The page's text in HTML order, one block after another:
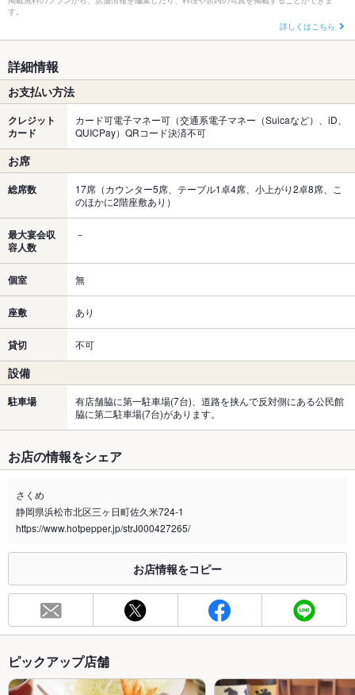
す。
詳しくはこちら
詳細情報
お支払い方法
クレジット
カード
カード可電子マネー可（交通系電子マネー（Suicaなど）、iD、
QUICPay）QRコード決済不可
お席
総席数
17席（カウンター5席、テーブル1卓4席、小上がり2卓8席、こ
のほかに2階座敷あり）
最大宴会収
容人数
－
個室 無
座敷 あり
貸切 不可
設備
駐車場
有店舗脇に第一駐車場(7台)、道路を挟んで反対側にある公民館
脇に第二駐車場(7台)があります。
お店の情報をシェア
さくめ
静岡県浜松市北区三ヶ日町佐久米724-1
https://www.hotpepper.jp/strJ000427265/
お店情報をコピー
ピックアップ店舗